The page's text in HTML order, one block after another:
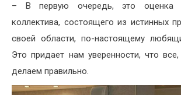
– В первую очередь, это оценка
коллектива, состоящего из истинных
своей области, по-настоящему
Это придает нам уверенности, что
делаем правильно.